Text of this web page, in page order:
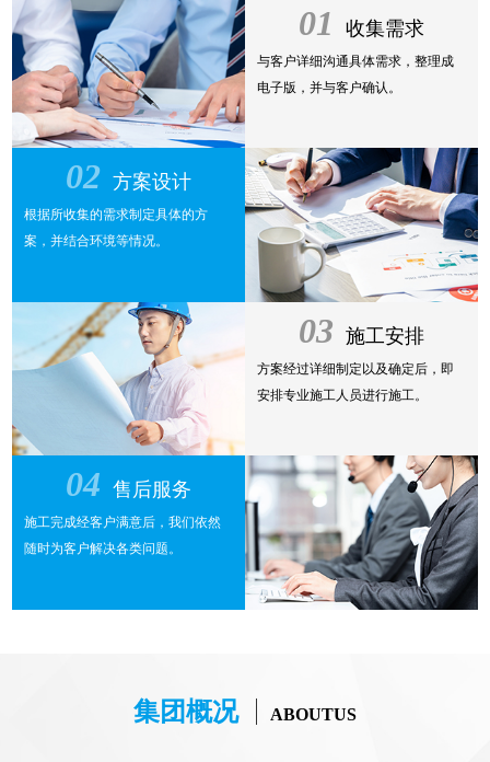
01 收集需求
与客户详细沟通具体需求，整理成
电子版，并与客户确认。
02 方案设计
根据所收集的需求制定具体的方
案，并结合环境等情况。
03 施工安排
方案经过详细制定以及确定后，即
安排专业施工人员进行施工。
04 售后服务
施工完成经客户满意后，我们依然
随时为客户解决各类问题。
集团概况 ABOUTUS